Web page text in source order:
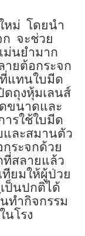
หม่ โดยนำ
ก จะช่วย
ม่นยำมาก
ายต้อกระจก
แทนใบมีด
ดถุงหุ้มเลนส์
ขนาดและ
รใช้ใบมีด
และสมานตัว
ระจกด้วย
ที่สลายแล้ว
ทียมให้ผู้ป่วย
ป็นปกติได้
ทำกิจกรรม
นโรง